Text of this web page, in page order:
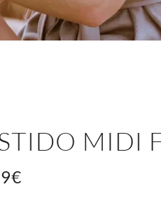
MIDI
€